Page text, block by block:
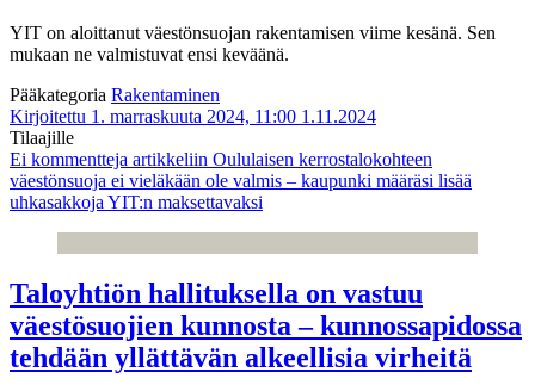
YIT on aloittanut väestönsuojan rakentamisen viime kesänä. Sen
mukaan ne valmistuvat ensi keväänä.
Pääkategoria Rakentaminen
Kirjoitettu 1. marraskuuta 2024, 11:00 1.11.2024
Tilaajille
Ei kommentteja artikkeliin Oululaisen kerrostalokohteen
väestönsuoja ei vieläkään ole valmis – kaupunki määräsi lisää
uhkasakkoja YIT:n maksettavaksi
Taloyhtiön hallituksella on vastuu
väestösuojien kunnosta – kunnossapidossa
tehdään yllättävän alkeellisia virheitä